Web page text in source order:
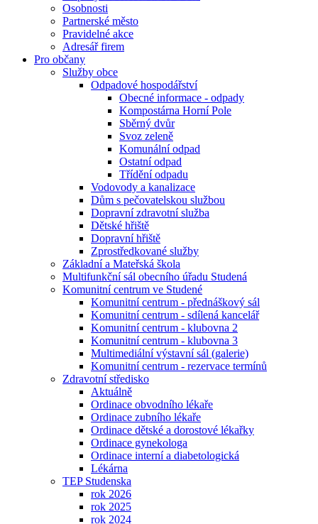
Osobnosti
Partnerské město
Pravidelné akce
Adresář firem
Pro občany
Služby obce
Odpadové hospodářství
Obecné informace - odpady
Kompostárna Horní Pole
Sběrný dvůr
Svoz zeleně
Komunální odpad
Ostatní odpad
Třídění odpadu
Vodovody a kanalizace
Dům s pečovatelskou službou
Dopravní zdravotní služba
Dětské hřiště
Dopravní hřiště
Zprostředkované služby
Základní a Mateřská škola
Multifunkční sál obecního úřadu Studená
Komunitní centrum ve Studené
Komunitní centrum - přednáškový sál
Komunitní centrum - sdílená kancelář
Komunitní centrum - klubovna 2
Komunitní centrum - klubovna 3
Multimediální výstavní sál (galerie)
Komunitní centrum - rezervace termínů
Zdravotní středisko
Aktuálně
Ordinace obvodního lékaře
Ordinace zubního lékaře
Ordinace dětské a dorostové lékařky
Ordinace gynekologa
Ordinace interní a diabetologická
Lékárna
TEP Studenska
rok 2026
rok 2025
rok 2024